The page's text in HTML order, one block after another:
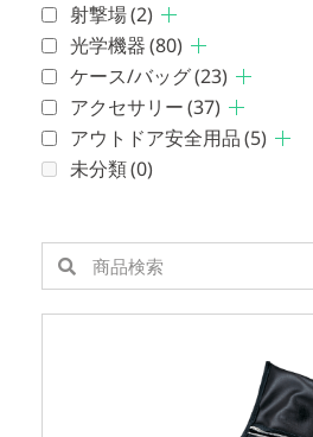
射撃場(2)
光学機器(80)
ケース/バッグ(23)
アクセサリー(37)
アウトドア安全用品(5)
未分類(0)